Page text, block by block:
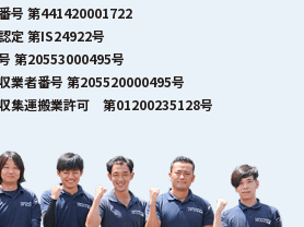
号 第441420001722
定 第IS24922号
第20553000495号
業者番号 第205520000495号
集運搬業許可 第01200235128号